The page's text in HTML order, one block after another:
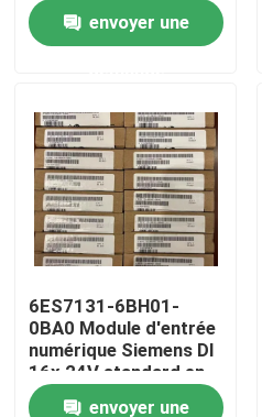
Contactez-nous
Demandez une citation
Servomoteur industriel
Commandes servo
Amplificateur servo à C.A.
envoyer une
6ES7131-6BH01-
0BA0 Module d'entrée
numérique Siemens DI
16x 24V standard en
courant continu
envoyer une